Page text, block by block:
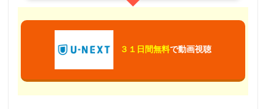
３１日間無料で動画視聴